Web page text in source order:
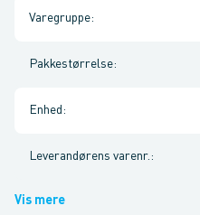
Varegruppe:
Pakkestørrelse:
Enhed :
Leverandørens varenr. :
Vis mere